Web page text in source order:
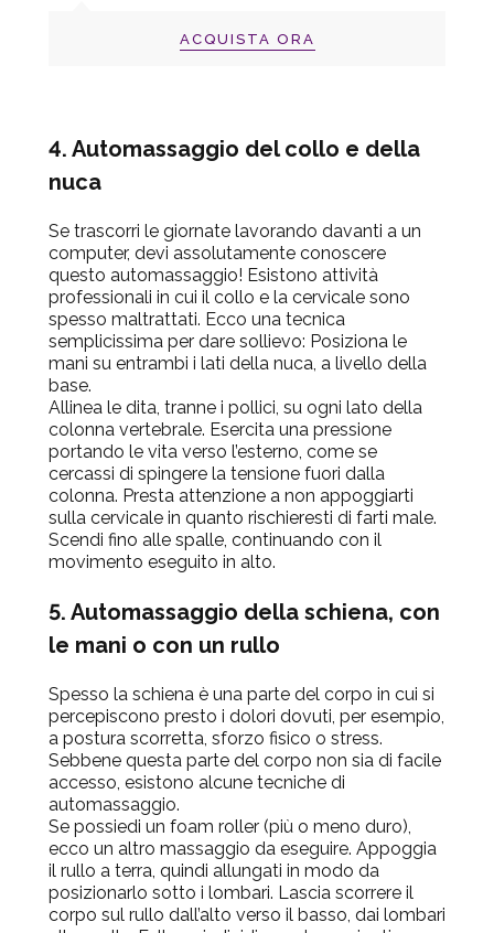
ACQUISTA ORA
4. Automassaggio del collo e della
nuca
Se trascorri le giornate lavorando davanti a un
computer, devi assolutamente conoscere
questo automassaggio! Esistono attività
professionali in cui il collo e la cervicale sono
spesso maltrattati. Ecco una tecnica
semplicissima per dare sollievo: Posiziona le
mani su entrambi i lati della nuca, a livello della
base.
Allinea le dita, tranne i pollici, su ogni lato della
colonna vertebrale. Esercita una pressione
portando le vita verso l’esterno, come se
cercassi di spingere la tensione fuori dalla
colonna. Presta attenzione a non appoggiarti
sulla cervicale in quanto rischieresti di farti male.
Scendi fino alle spalle, continuando con il
movimento eseguito in alto.
5. Automassaggio della schiena, con
le mani o con un rullo
Spesso la schiena è una parte del corpo in cui si
percepiscono presto i dolori dovuti, per esempio,
a postura scorretta, sforzo fisico o stress.
Sebbene questa parte del corpo non sia di facile
accesso, esistono alcune tecniche di
automassaggio.
Se possiedi un foam roller (più o meno duro),
ecco un altro massaggio da eseguire. Appoggia
il rullo a terra, quindi allungati in modo da
posizionarlo sotto i lombari. Lascia scorrere il
corpo sul rullo dall’alto verso il basso, dai lombari